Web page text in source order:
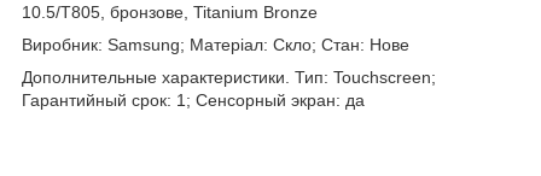
10.5/T805, бронзове, Titanium Bronze
Виробник: Samsung; Матеріал: Скло; Стан: Нове
Дополнительные характеристики. Тип: Touchscreen;
Гарантийный срок: 1; Сенсорный экран: да